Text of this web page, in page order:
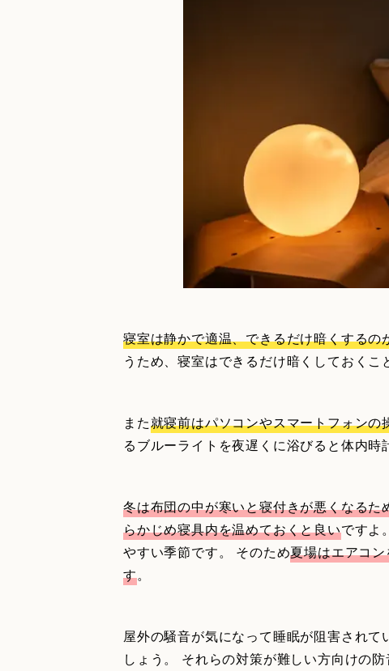
寝室は静かで適温、できるだけ暗くするの
うため、寝室はできるだけ暗くしておくこ
また就寝前はパソコンやスマートフォンの
るブルーライトを夜遅くに浴びると体内時
冬は布団の中が寒いと寝付きが悪くなる
らかじめ寝具内を温めておくと良いですよ
やすい季節です。 そのため夏場はエアコ
す。
屋外の騒音が気になって睡眠が阻害され
しょう。 それらの対策が難しい方向けの